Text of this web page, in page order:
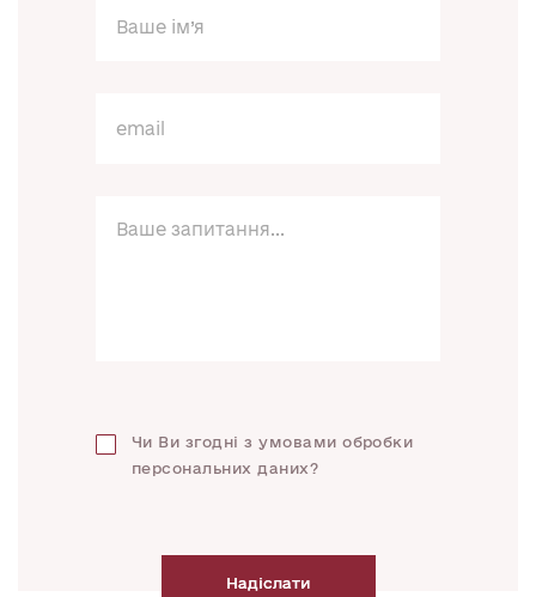
Чи Ви згодні з умовами обробки
персональних даних?
Надіслати